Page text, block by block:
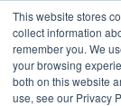
This website stores
collect information
remember you. We
your browsing
both on this website
use, see our Privacy
Vai
contenuto